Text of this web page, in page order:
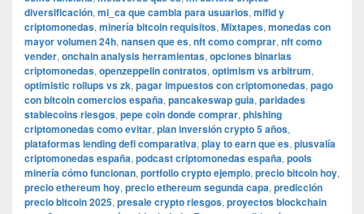
diversificación, mi_ca que cambia para usuarios, mifid y
criptomonedas, minería bitcoin requisitos, Mixtapes, monedas con
mayor volumen 24h, nansen que es, nft como comprar, nft como
vender, onchain analysis herramientas, opciones binarias
criptomonedas, openzeppelin contratos, optimism vs arbitrum,
optimistic rollups vs zk, pagar impuestos con criptomonedas, pago
con bitcoin comercios españa, pancakeswap guia, paridades
stablecoins riesgos, pepe coin donde comprar, phishing
criptomonedas como evitar, plan inversión crypto 5 años,
plataformas lending defi comparativa, play to earn que es, plusvalía
criptomonedas españa, podcast criptomonedas españa, pools
minería cómo funcionan, portfolio crypto ejemplo, precio bitcoin hoy,
precio ethereum hoy, precio ethereum segunda capa, predicción
precio bitcoin 2025, presale crypto riesgos, proyectos blockchain